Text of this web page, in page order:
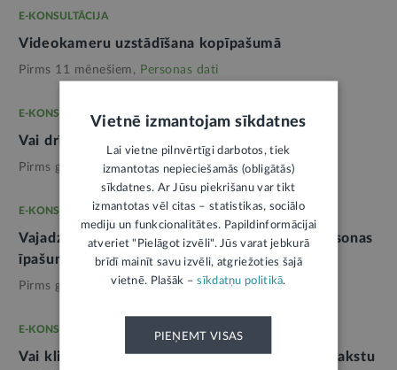
E-KONSULTĀCIJA
Videokameru uzstādīšana kopīpašumā
Pirms 11 mēnešiem, Personas dati
E-KONSULTĀCIJA
Vai drīkst ierakstīt sarunu ar advokātu
Pirms gada, Personas dati
E-KONSULTĀCIJA
Vajadzīgi pierādījumi, ka tiek filmēts citas personas
īpašums
Pirms gada, Personas dati
E-KONSULTĀCIJA
Vai klients drīkst filmēt pārdevēju un videoierakstu
Vietnē izmantojam sīkdatnes
Lai vietne pilnvērtīgi darbotos, tiek
izmantotas nepieciešamās (obligātās)
sīkdatnes. Ar Jūsu piekrišanu var tikt
izmantotas vēl citas – statistikas, sociālo
mediju un funkcionalitātes. Papildinformācijai
atveriet "Pielāgot izvēli". Jūs varat jebkurā
brīdī mainīt savu izvēli, atgriežoties šajā
vietnē. Plašāk –sīkdatņu politikā.
PIEŅEMT VISAS